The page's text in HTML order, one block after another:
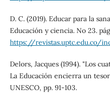
D. C. (2019). Educar para la
Educación y ciencia. No 23.
https://revistas.uptc.edu.co/
Delors, Jacques (1994). "Los
La Educación encierra un
UNESCO, pp. 91-103.